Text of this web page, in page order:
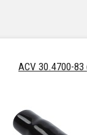
ACV 30.4700-83